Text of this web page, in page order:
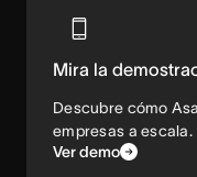
Mira la
Descubre cómo
empresas a escala.
Ver demo